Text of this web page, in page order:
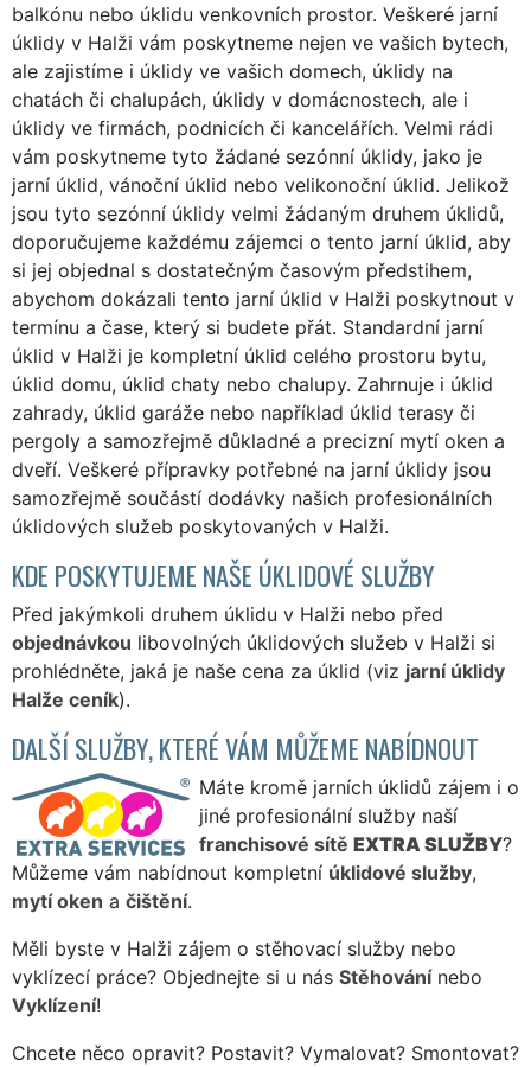
balkónu nebo úklidu venkovních prostor. Veškeré jarní
úklidy v Halži vám poskytneme nejen ve vašich bytech,
ale zajistíme i úklidy ve vašich domech, úklidy na
chatách či chalupách, úklidy v domácnostech, ale i
úklidy ve firmách, podnicích či kancelářích. Velmi rádi
vám poskytneme tyto žádané sezónní úklidy, jako je
jarní úklid, vánoční úklid nebo velikonoční úklid. Jelikož
jsou tyto sezónní úklidy velmi žádaným druhem úklidů,
doporučujeme každému zájemci o tento jarní úklid, aby
si jej objednal s dostatečným časovým předstihem,
abychom dokázali tento jarní úklid v Halži poskytnout v
termínu a čase, který si budete přát. Standardní jarní
úklid v Halži je kompletní úklid celého prostoru bytu,
úklid domu, úklid chaty nebo chalupy. Zahrnuje i úklid
zahrady, úklid garáže nebo například úklid terasy či
pergoly a samozřejmě důkladné a precizní mytí oken a
dveří. Veškeré přípravky potřebné na jarní úklidy jsou
samozřejmě součástí dodávky našich profesionálních
úklidových služeb poskytovaných v Halži.
KDE POSKYTUJEME NAŠE ÚKLIDOVÉ SLUŽBY
Před jakýmkoli druhem úklidu v Halži nebo před
objednávkou libovolných úklidových služeb v Halži si
prohlédněte, jaká je naše cena za úklid (viz jarní úklidy
Halže ceník).
DALŠÍ SLUŽBY, KTERÉ VÁM MŮŽEME NABÍDNOUT
Máte kromě jarních úklidů zájem i o
jiné profesionální služby naší
franchisové sítě EXTRA SLUŽBY?
Můžeme vám nabídnout kompletní úklidové služby,
mytí oken a čištění.
Měli byste v Halži zájem o stěhovací služby nebo
vyklízecí práce? Objednejte si u nás Stěhovánínebo
Vyklízení!
Chcete něco opravit? Postavit? Vymalovat? Smontovat?